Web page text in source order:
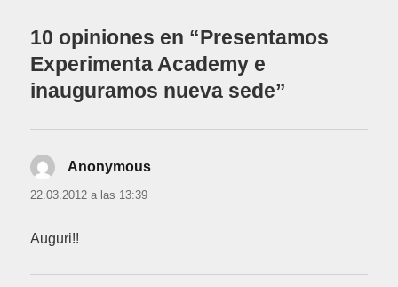
10 opiniones en “Presentamos
Experimenta Academy e
inauguramos nueva sede”
Anonymous
22.03.2012 a las 13:39
Auguri!!